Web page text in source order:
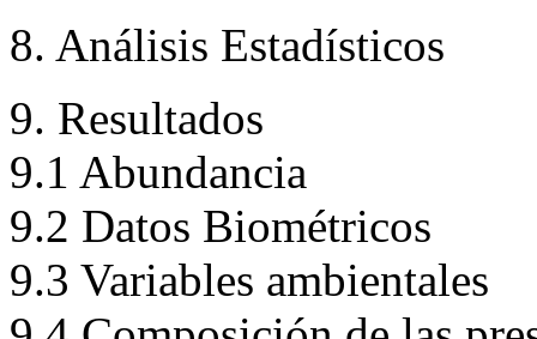
8. Análisis Estadísticos
9. Resultados
9.1 Abundancia
9.2 Datos Biométricos
9.3 Variables ambientales